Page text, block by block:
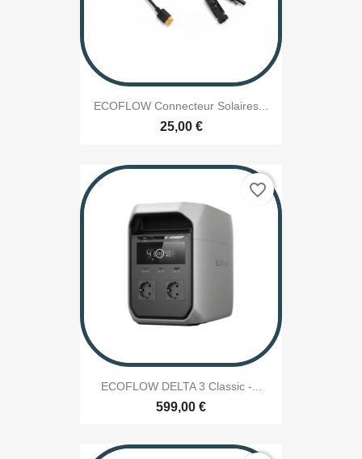
ECOFLOW Connecteur Solaires...
25,00 €
ECOFLOW DELTA 3 Classic -...
599,00 €
favorite_border